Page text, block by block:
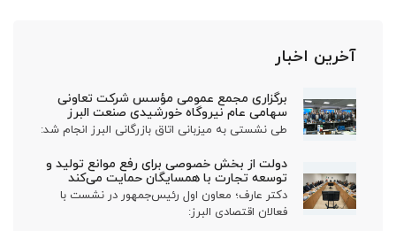
آخرین اخبار
برگزاری مجمع عمومی مؤسس شرکت تعاونی
سهامی عام نیروگاه خورشیدی صنعت البرز
طی نشستی به میزبانی اتاق بازرگانی البرز انجام شد:
دولت از بخش خصوصی برای رفع موانع تولید و
توسعه تجارت با همسایگان حمایت می‌کند
دکتر عارف؛ معاون اول رئیس‌جمهور در نشست با
فعالان اقتصادی البرز: